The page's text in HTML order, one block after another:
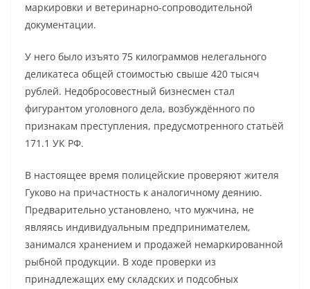
маркировки и ветеринарно-сопроводительной
документации.
У него было изъято 75 килограммов нелегального
деликатеса общей стоимостью свыше 420 тысяч
рублей. Недобросовестный бизнесмен стал
фигурантом уголовного дела, возбуждённого по
признакам преступления, предусмотренного статьёй
171.1 УК РФ.
В настоящее время полицейские проверяют жителя
Гуково на причастность к аналогичному деянию.
Предварительно установлено, что мужчина, не
являясь индивидуальным предпринимателем,
занимался хранением и продажей немаркированной
рыбной продукции. В ходе проверки из
принадлежащих ему складских и подсобных